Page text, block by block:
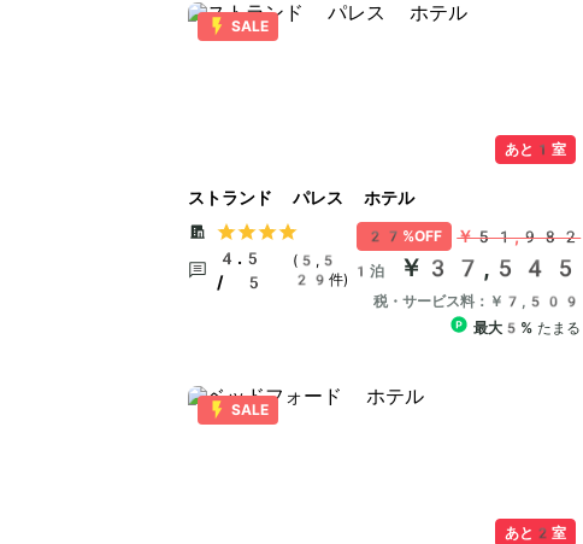
SALE
あと1室
ストランド パレス ホテル
4.5
/ 5
(5,5
29件)
27%OFF ￥51,982
1泊 ￥37,545
税・サービス料：￥7,509
最大5% たまる
SALE
あと2室